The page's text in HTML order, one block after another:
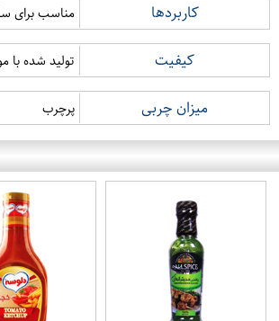
کاربردها مناسب برای
کیفیت تولید شده با
میزان چربی پرچرب